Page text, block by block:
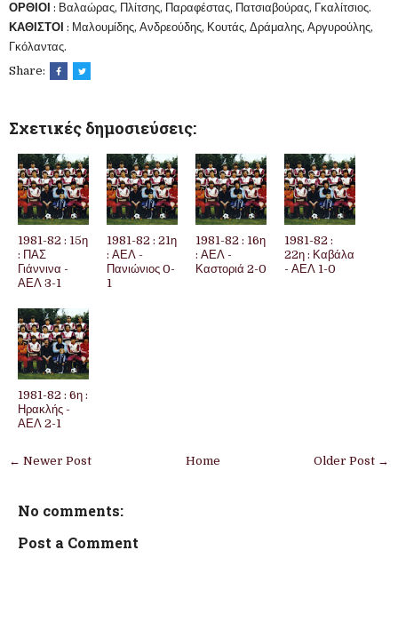
ΟΡΘΙΟΙ : Βαλαώρας, Πλίτσης, Παραφέστας, Πατσιαβούρας, Γκαλίτσιος.
ΚΑΘΙΣΤΟΙ : Μαλουμίδης, Ανδρεούδης, Κουτάς, Δράμαλης, Αργυρούλης,
Γκόλαντας.
Share:
Σχετικές δημοσιεύσεις:
1981-82 : 15η
: ΠΑΣ
Γιάννινα -
ΑΕΛ 3-1
1981-82 : 21η
: ΑΕΛ -
Πανιώνιος 0-
1
1981-82 : 16η
: ΑΕΛ -
Καστοριά 2-0
1981-82 :
22η : Καβάλα
- ΑΕΛ 1-0
1981-82 : 6η :
Ηρακλής -
ΑΕΛ 2-1
← Newer Post Older Post →
Home
No comments:
Post a Comment